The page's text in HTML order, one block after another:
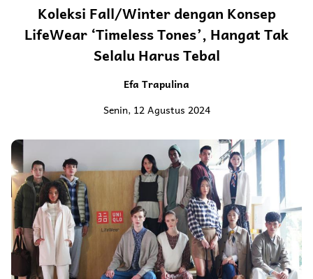
Koleksi Fall/Winter dengan Konsep
LifeWear ‘Timeless Tones’, Hangat Tak
Selalu Harus Tebal
Efa Trapulina
Senin, 12 Agustus 2024